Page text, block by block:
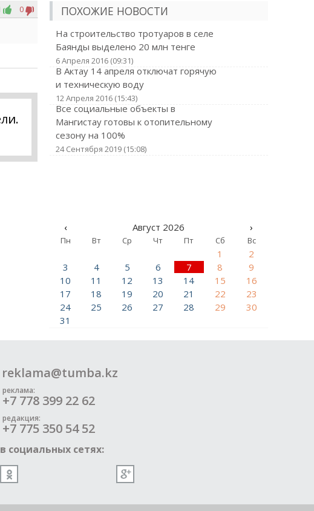
0
ПОХОЖИЕ НОВОСТИ
На строительство тротуаров в селе
Баянды выделено 20 млн тенге
6 Апреля 2016 (09:31)
В Актау 14 апреля отключат горячую
и техническую воду
12 Апреля 2016 (15:43)
Все социальные объекты в
Мангистау готовы к отопительному
сезону на 100%
24 Сентября 2019 (15:08)
‹ Август 2026 ›
Пн Вт Ср Чт Пт Сб Вс
1
2
3
4 5 6 7 8
9
10
11 12 13 14 15
16
17
18 19 20 21 22
23
24
25 26 27 28 29
30
31
реклама:
+7 778 399 22 62
редакция:
+7 775 350 54 52
социальных сетях: